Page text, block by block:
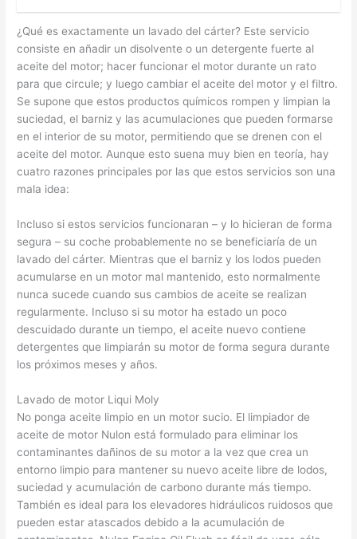
¿Qué es exactamente un lavado del cárter? Este servicio
consiste en añadir un disolvente o un detergente fuerte al
aceite del motor; hacer funcionar el motor durante un rato
para que circule; y luego cambiar el aceite del motor y el filtro.
Se supone que estos productos químicos rompen y limpian la
suciedad, el barniz y las acumulaciones que pueden formarse
en el interior de su motor, permitiendo que se drenen con el
aceite del motor. Aunque esto suena muy bien en teoría, hay
cuatro razones principales por las que estos servicios son una
mala idea:
Incluso si estos servicios funcionaran – y lo hicieran de forma
segura – su coche probablemente no se beneficiaría de un
lavado del cárter. Mientras que el barniz y los lodos pueden
acumularse en un motor mal mantenido, esto normalmente
nunca sucede cuando sus cambios de aceite se realizan
regularmente. Incluso si su motor ha estado un poco
descuidado durante un tiempo, el aceite nuevo contiene
detergentes que limpiarán su motor de forma segura durante
los próximos meses y años.
Lavado de motor Liqui Moly
No ponga aceite limpio en un motor sucio. El limpiador de
aceite de motor Nulon está formulado para eliminar los
contaminantes dañinos de su motor a la vez que crea un
entorno limpio para mantener su nuevo aceite libre de lodos,
suciedad y acumulación de carbono durante más tiempo.
También es ideal para los elevadores hidráulicos ruidosos que
pueden estar atascados debido a la acumulación de